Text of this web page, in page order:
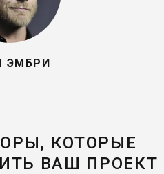
ЭМБРИ
КОТОРЫЕ
ВАШ ПРОЕКТ